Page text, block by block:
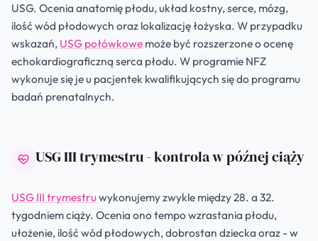
USG. Ocenia anatomię płodu, układ kostny, serce, mózg,
ilość wód płodowych oraz lokalizację łożyska. W przypadku
wskazań, USG połówkowe może być rozszerzone o ocenę
echokardiograficzną serca płodu. W programie NFZ
wykonuje się je u pacjentek kwalifikujących się do programu
badań prenatalnych.
USG III trymestru - kontrola w późnej ciąży
USG III trymestruwykonujemy zwykle między 28. a 32.
tygodniem ciąży. Ocenia ono tempo wzrastania płodu,
ułożenie, ilość wód płodowych, dobrostan dziecka oraz - w